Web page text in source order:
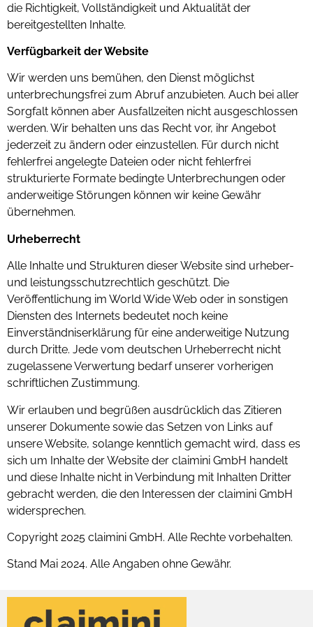
die Richtigkeit, Vollständigkeit und Aktualität der
bereitgestellten Inhalte.
Verfügbarkeit der Website
Wir werden uns bemühen, den Dienst möglichst
unterbrechungsfrei zum Abruf anzubieten. Auch bei aller
Sorgfalt können aber Ausfallzeiten nicht ausgeschlossen
werden. Wir behalten uns das Recht vor, ihr Angebot
jederzeit zu ändern oder einzustellen. Für durch nicht
fehlerfrei angelegte Dateien oder nicht fehlerfrei
strukturierte Formate bedingte Unterbrechungen oder
anderweitige Störungen können wir keine Gewähr
übernehmen.
Urheberrecht
Alle Inhalte und Strukturen dieser Website sind urheber-
und leistungsschutzrechtlich geschützt. Die
Veröffentlichung im World Wide Web oder in sonstigen
Diensten des Internets bedeutet noch keine
Einverständniserklärung für eine anderweitige Nutzung
durch Dritte. Jede vom deutschen Urheberrecht nicht
zugelassene Verwertung bedarf unserer vorherigen
schriftlichen Zustimmung.
Wir erlauben und begrüßen ausdrücklich das Zitieren
unserer Dokumente sowie das Setzen von Links auf
unsere Website, solange kenntlich gemacht wird, dass es
sich um Inhalte der Website der claimini GmbH handelt
und diese Inhalte nicht in Verbindung mit Inhalten Dritter
gebracht werden, die den Interessen der claimini GmbH
widersprechen.
Copyright 2025 claimini GmbH. Alle Rechte vorbehalten.
Stand Mai 2024. Alle Angaben ohne Gewähr.